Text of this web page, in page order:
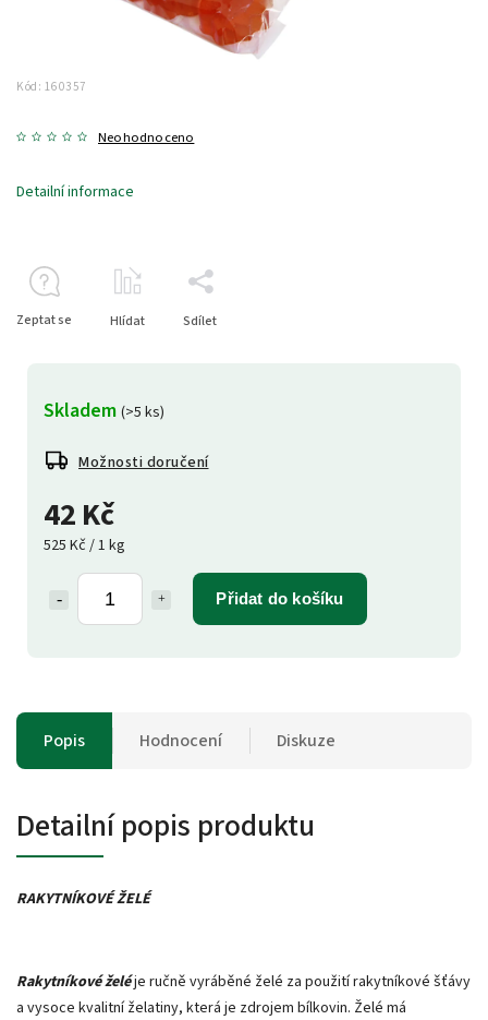
Kód: 160357
Neohodnoceno
42 Kč
525 Kč / 1 kg
Přidat do košíku
Skladem (>5 ks)
Možnosti doručení
Detailní informace
Zeptat se Hlídat Sdílet
Popis Hodnocení Diskuze
Detailní popis produktu
RAKYTNÍKOVÉ ŽELÉ
Rakytníkové želéje ručně vyráběné želé za použití rakytníkové šťávy
a vysoce kvalitní želatiny, která je zdrojem bílkovin. Želé má